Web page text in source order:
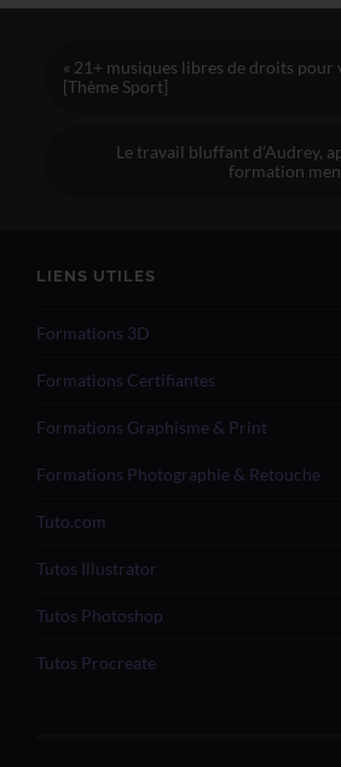
« 21+ musiques libres de droits pour
[Thème Sport]
Le travail bluffant d’Audrey,
formation
LIENS UTILES
Formations 3D
Formations Certifiantes
Formations Graphisme & Print
Formations Photographie & Retouche
Tuto.com
Tutos Illustrator
Tutos Photoshop
Tutos Procreate